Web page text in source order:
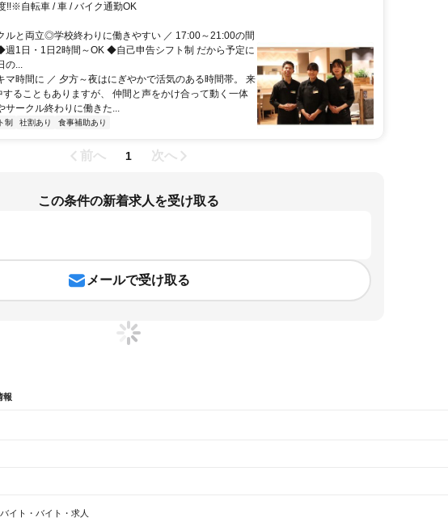
!!※自転車 / 車 / バイク通勤OK
ルと両立◎学校終わりに働きやすい ／ 17:00～21:00の間
週1日・1日2時間～OK ◆自己申告シフト制 だから予定に
の...
マ時間に ／ 夕方～夜はにぎやかで活気のある時間帯。 来
ることもありますが、 仲間と声をかけ合って動く一体
サークル終わりに働きた...
制 社割あり 食事補助あり
前へ 1 次へ
この条件の新着求人を受け取る
メールで受け取る
報
イト・バイト・求人